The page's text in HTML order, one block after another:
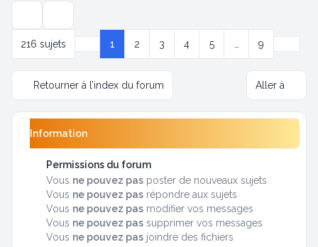
216 sujets
Page 1sur 9
1 2 3 4 5 9
Retourner à l’index du forum Aller à
Information
Permissions du forum
Vous ne pouvez pas poster de nouveaux sujets
Vous ne pouvez pas répondre aux sujets
Vous ne pouvez pas modifier vos messages
Vous ne pouvez pas supprimer vos messages
Vous ne pouvez pas joindre des fichiers